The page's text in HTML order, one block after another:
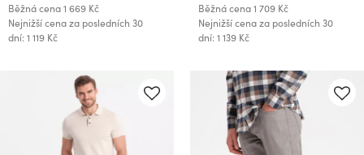
Běžná cena1 669 Kč
Nejnižší cena za posledních 30
dní: 1 119 Kč
Běžná cena1 709 Kč
Nejnižší cena za posledních 30
dní: 1 139 Kč